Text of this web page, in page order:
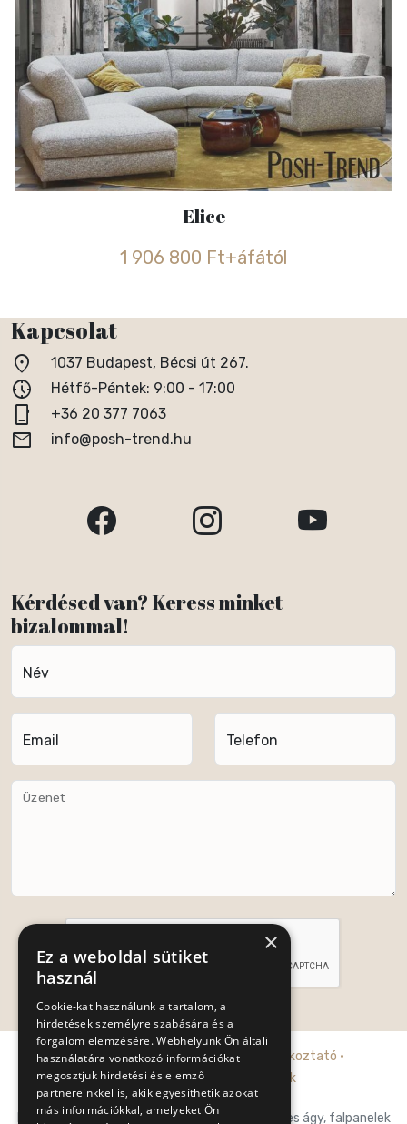
Elice
1 906 800 Ft+áfától
Kapcsolat
location_on 1037 Budapest, Bécsi út 267.
nest_clock_farsight_analog Hétfő-Péntek: 9:00 - 17:00
phone_iphone +36 20 377 7063
email info@posh-trend.hu
Kérdésed van? Keress minket
bizalommal!
Név
Email Telefon
Üzenet
Küldés
Adatkezelési tájékoztató·Cookie tájékoztató ·
Általános szerződési feltételek
Posh-Trend Kft. prémium franciaágy, falpaneles ágy, falpanelek
×
Ez a weboldal sütiket
használ
Cookie-kat használunk a tartalom, a
hirdetések személyre szabására és a
forgalom elemzésére. Webhelyünk Ön általi
használatára vonatkozó információkat
megosztjuk hirdetési és elemző
partnereinkkel is, akik egyesíthetik azokat
más információkkal, amelyeket Ön